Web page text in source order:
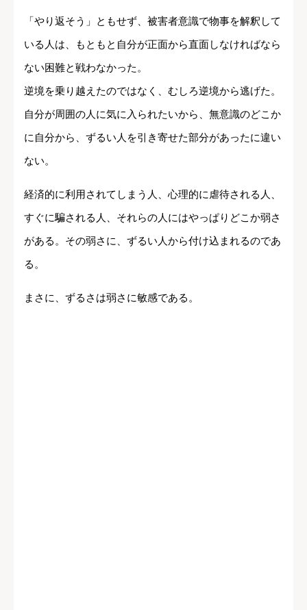
「やり返そう」ともせず、被害者意識で物事を解釈して
いる人は、もともと自分が正面から直面しなければなら
ない困難と戦わなかった。
逆境を乗り越えたのではなく、むしろ逆境から逃げた。
自分が周囲の人に気に入られたいから、無意識のどこか
に自分から、ずるい人を引き寄せた部分があったに違い
ない。
経済的に利用されてしまう人、心理的に虐待される人、
すぐに騙される人、それらの人にはやっぱりどこか弱さ
がある。その弱さに、ずるい人から付け込まれるのであ
る。
まさに、ずるさは弱さに敏感である。